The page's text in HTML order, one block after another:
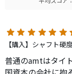
【購入】シャフト硬
普通のamtはタイ